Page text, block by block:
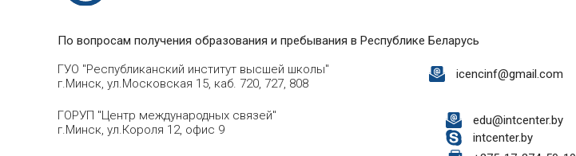
По вопросам получения образования и пребывания в Республике Беларусь
ГУО "Республиканский институт высшей школы"
г.Минск, ул.Московская 15, каб. 720, 727, 808
icencinf@gmail.com
ГОРУП "Центр международных связей"
г.Минск, ул.Короля 12, офис 9
edu@intcenter.by
intcenter.by